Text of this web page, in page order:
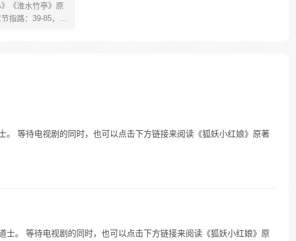
》《淮水竹亭》原
指路：39-85，淮
。 等待电视剧的同时，也可以点击下方链接来阅读《狐妖小红娘》原著
士。 等待电视剧的同时，也可以点击下方链接来阅读《狐妖小红娘》原